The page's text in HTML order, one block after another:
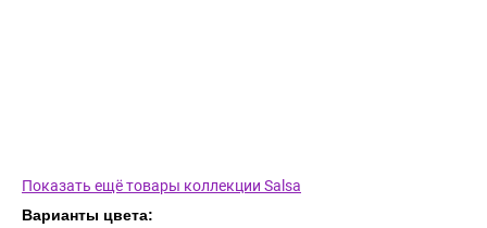
Показать ещё товары коллекции Salsa
Варианты цвета: